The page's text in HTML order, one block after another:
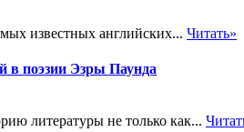
известных английских... Читать»
в поэзии Эзры Паунда
литературы не только как...